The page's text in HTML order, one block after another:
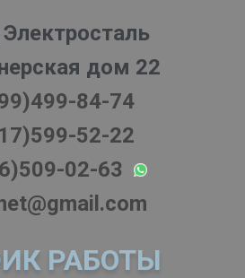
дом 22
84-74
52-22
02-63
РАБОТЫ